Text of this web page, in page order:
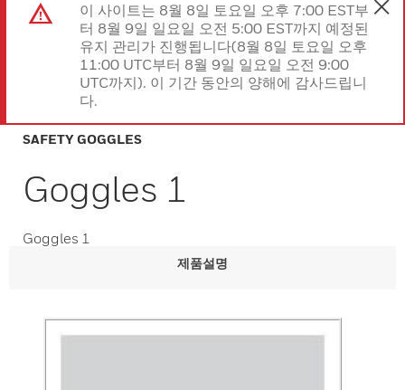
이 사이트는 8월 8일 토요일 오후 7:00 EST부
터 8월 9일 일요일 오전 5:00 EST까지 예정된
유지 관리가 진행됩니다(8월 8일 토요일 오후
11:00 UTC부터 8월 9일 일요일 오전 9:00
UTC까지). 이 기간 동안의 양해에 감사드립니
다.
SAFETY GOGGLES
Goggles 1
Goggles 1
제품설명